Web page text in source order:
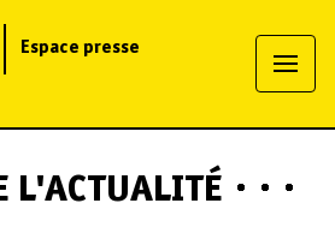
Espace presse
L'ACTUALITÉ